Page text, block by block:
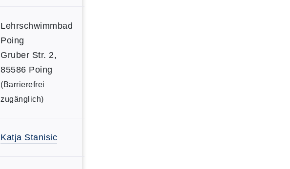
Lehrschwimmbad
Poing
Gruber Str. 2,
85586 Poing
(Barrierefrei
zugänglich)
Katja Stanisic